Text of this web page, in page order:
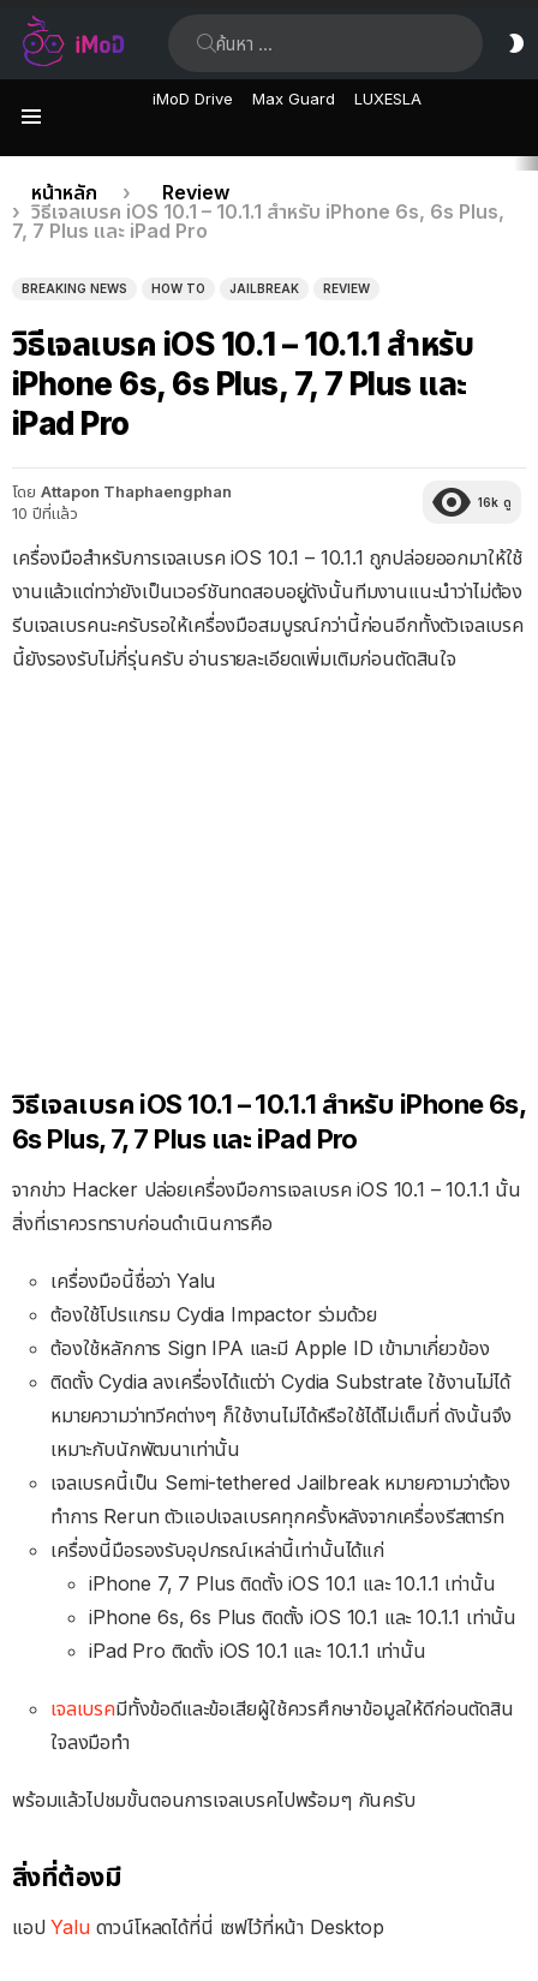
iMoD Drive Max Guard LUXESLA
เรื่อง
ล่าสุด
คุณอยู่ที่นี่:
หน้าหลัก
Review
วิธีเจลเบรค iOS 10.1 – 10.1.1 สำหรับ iPhone 6s, 6s Plus,
7, 7 Plus และ iPad Pro
BREAKING NEWS HOW TO JAILBREAK REVIEW
วิธีเจลเบรค iOS 10.1 – 10.1.1 สำหรับ
iPhone 6s, 6s Plus, 7, 7 Plus และ
iPad Pro
โดย Attapon Thaphaengphan
10 ปีที่แล้ว
16k ดู
เครื่องมือสำหรับการเจลเบรค iOS 10.1 – 10.1.1 ถูกปล่อยออกมาให้ใช้
งานแล้วแต่ทว่ายังเป็นเวอร์ชันทดสอบอยู่ดังนั้นทีมงานแนะนำว่าไม่ต้อง
รีบเจลเบรคนะครับรอให้เครื่องมือสมบูรณ์กว่านี้ก่อนอีกทั้งตัวเจลเบรค
นี้ยังรองรับไม่กี่รุ่นครับ อ่านรายละเอียดเพิ่มเติมก่อนตัดสินใจ
วิธีเจลเบรค iOS 10.1 – 10.1.1 สำหรับ iPhone 6s,
6s Plus, 7, 7 Plus และ iPad Pro
จากข่าว Hacker ปล่อยเครื่องมือการเจลเบรค iOS 10.1 – 10.1.1 นั้น
สิ่งที่เราควรทราบก่อนดำเนินการคือ
เครื่องมือนี้ชื่อว่า Yalu
ต้องใช้โปรแกรม Cydia Impactor ร่วมด้วย
ต้องใช้หลักการ Sign IPA และมี Apple ID เข้ามาเกี่ยวข้อง
ติดตั้ง Cydia ลงเครื่องได้แต่ว่า Cydia Substrate ใช้งานไม่ได้
หมายความว่าทวีคต่างๆ ก็ใช้งานไม่ได้หรือใช้ได้ไม่เต็มที่ ดังนั้นจึง
เหมาะกับนักพัฒนาเท่านั้น
เจลเบรคนี้เป็น Semi-tethered Jailbreak หมายความว่าต้อง
ทำการ Rerun ตัวแอปเจลเบรคทุกครั้งหลังจากเครื่องรีสตาร์ท
เครื่องนี้มือรองรับอุปกรณ์เหล่านี้เท่านั้นได้แก่
iPhone 7, 7 Plus ติดตั้ง iOS 10.1 และ 10.1.1 เท่านั้น
iPhone 6s, 6s Plus ติดตั้ง iOS 10.1 และ 10.1.1 เท่านั้น
iPad Pro ติดตั้ง iOS 10.1 และ 10.1.1 เท่านั้น
เจลเบรคมีทั้งข้อดีและข้อเสียผู้ใช้ควรศึกษาข้อมูลให้ดีก่อนตัดสิน
ใจลงมือทำ
พร้อมแล้วไปชมขั้นตอนการเจลเบรคไปพร้อมๆ กันครับ
สิ่งที่ต้องมี
แอปYaluดาวน์โหลดได้ที่นี่ เซฟไว้ที่หน้า Desktop